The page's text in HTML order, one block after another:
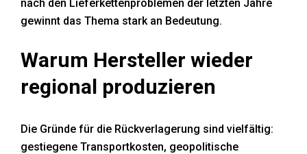
nach den Lieferkettenproblemen der letzten Jahre
gewinnt das Thema stark an Bedeutung.
Warum Hersteller wieder
regional produzieren
Die Gründe für die Rückverlagerung sind vielfältig:
gestiegene Transportkosten, geopolitische